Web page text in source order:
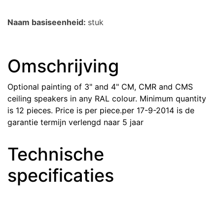
Naam basiseenheid: stuk
Omschrijving
Optional painting of 3" and 4" CM, CMR and CMS
ceiling speakers in any RAL colour. Minimum quantity
is 12 pieces. Price is per piece.per 17-9-2014 is de
garantie termijn verlengd naar 5 jaar
Technische
specificaties